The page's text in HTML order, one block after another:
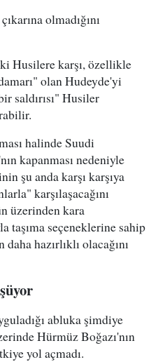
olmadığını
Husilere karşı, özellikle
olan Hudeyde'yi
saldırısı" Husiler
halinde Suudi
kapanması nedeniyle
şu anda karşı karşıya
karşılaşacağını
üzerinden kara
taşıma seçeneklerine sahip
hazırlıklı olacağını
abluka şimdiye
Hürmüz Boğazı'nın
yol açmadı.